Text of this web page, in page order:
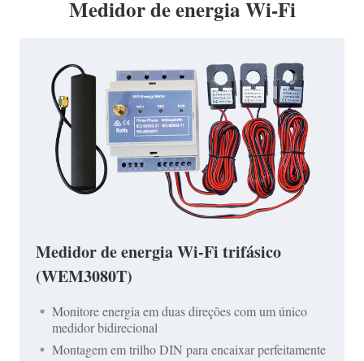
Medidor de energia Wi-Fi
Medidor de energia Wi-Fi trifásico
(WEM3080T)
Monitore energia em duas direções com um único
medidor bidirecional
Montagem em trilho DIN para encaixar perfeitamente